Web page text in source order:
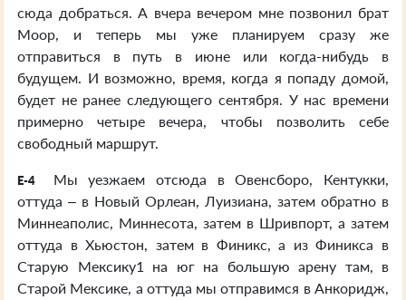
сюда добраться. А вчера вечером мне позвонил брат
Моор, и теперь мы уже планируем сразу же
отправиться в путь в июне или когда-нибудь в
будущем. И возможно, время, когда я попаду домой,
будет не ранее следующего сентября. У нас времени
примерно четыре вечера, чтобы позволить себе
свободный маршрут.
E-4
Мы уезжаем отсюда в Овенсборо, Кентукки,
оттуда – в Новый Орлеан, Луизиана, затем обратно в
Миннеаполис, Миннесота, затем в Шривпорт, а затем
оттуда в Хьюстон, затем в Финикс, а из Финикса в
Старую Мексику1 на юг на большую арену там, в
Старой Мексике, а оттуда мы отправимся в Анкоридж,